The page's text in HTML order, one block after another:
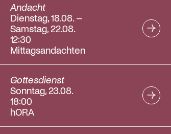
Andacht
Dienstag, 18.08. –
Samstag, 22.08.
12:30
Mittagsandachten
Gottesdienst
Sonntag, 23.08.
18:00
hORA